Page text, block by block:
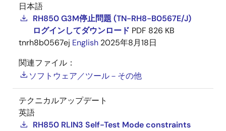
日本語
RH850 G3M停止問題 (TN-RH8-B0567E/J)
ログインしてダウンロード PDF 826 KB
tnrh8b0567ej English 2025年8月18日
関連ファイル：
ソフトウェア／ツール－その他
テクニカルアップデート
英語
RH850 RLIN3 Self-Test Mode constraints